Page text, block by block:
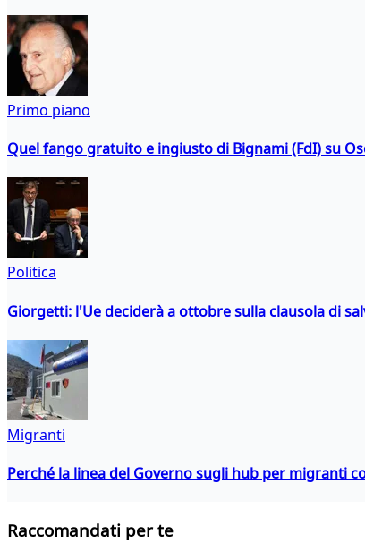
Primo piano
Quel fango gratuito e ingiusto di Bignami (FdI) su
Politica
Giorgetti: l'Ue deciderà a ottobre sulla clausola di
Migranti
Perché la linea del Governo sugli hub per migranti
Raccomandati per te